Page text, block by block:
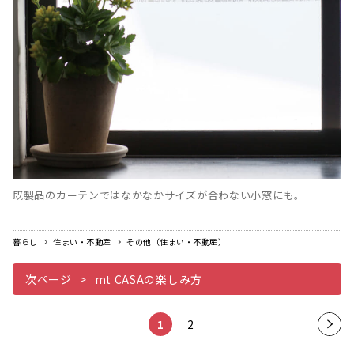
既製品のカーテンではなかなかサイズが合わない小窓にも。
暮らし 住まい・不動産 その他（住まい・不動産）
次ページ mt CASAの楽しみ方
1 2
次の